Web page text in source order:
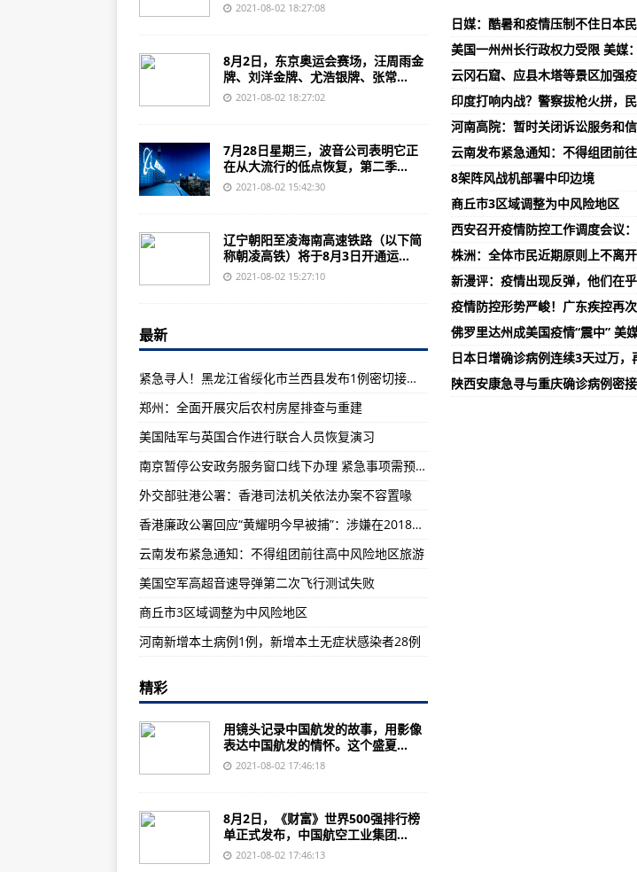
本周以二战飞机为特色的纪念空军之旅在罗切斯特停留
这种带有火箭助推器的疯狂直升机喷气混合动力车可能是未来的军事运输工具
这条时速350公里的高铁，明日开通！
注意！12306重要调整，时间延长！
南京暂停公安政务服务窗口线下办理 紧急事项需预约办理
云冈石窟、应县木塔等景区加强疫情防控措施 山西多个文旅演出暂停
外交部驻港公署：香港司法机关依法办案不容置喙
郑州全员核酸检测不出报告？谣言，这3种途径可查询
印度宗教聚集活动增多引担忧 专家称第三拨疫情或于10月来袭
紧急寻人！黑龙江省绥化市兰西县发布1例密切接触者行程轨迹
女排队员哭着与郎平拥抱告别
郎平：这场球是中国女排备战巴黎奥运的开始，年轻人有无限可能
日媒：酷暑和疫情压制不住日本
美国一州州长行政权力受限 美媒
云冈石窟、应县木塔等景区加强
印度打响内战？警察拔枪火拼，
河南高院：暂时关闭诉讼服务和
云南发布紧急通知：不得组团前
8架阵风战机部署中印边境
​商丘市3区域调整为中风险地区
西安召开疫情防控工作调度会议
株洲：全体市民近期原则上不离
新漫评：疫情出现反弹，他们在乎
疫情防控形势严峻！广东疾控再
佛罗里达州成美国疫情“震中” 美
日本日增确诊病例连续3天过万
陕西安康急寻与重庆确诊病例密
2021-08-02 18:27:08
8月2日，东京奥运会赛场，汪周雨金
牌、刘洋金牌、尤浩银牌、张常...
2021-08-02 18:27:02
7月28日星期三，波音公司表明它正
在从大流行的低点恢复，第二季...
2021-08-02 15:42:30
辽宁朝阳至凌海南高速铁路（以下简
称朝凌高铁）将于8月3日开通运...
2021-08-02 15:27:10
最新
紧急寻人！黑龙江省绥化市兰西县发布1例密切接触者行程轨迹
郑州：全面开展灾后农村房屋排查与重建
美国陆军与英国合作进行联合人员恢复演习
南京暂停公安政务服务窗口线下办理 紧急事项需预约办理
外交部驻港公署：香港司法机关依法办案不容置喙
香港廉政公署回应“黄耀明今早被捕”：涉嫌在2018年立法会补选中舞弊
云南发布紧急通知：不得组团前往高中风险地区旅游
美国空军高超音速导弹第二次飞行测试失败
​商丘市3区域调整为中风险地区
河南新增本土病例1例，新增本土无症状感染者28例
精彩
用镜头记录中国航发的故事，用影像
表达中国航发的情怀。这个盛夏...
2021-08-02 17:46:18
8月2日，《财富》世界500强排行榜
单正式发布，中国航空工业集团...
2021-08-02 17:46:13